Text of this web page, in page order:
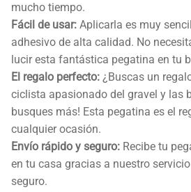
mucho tiempo.
Fácil de usar: Aplicarla es muy
adhesivo de alta calidad. No
lucir esta fantástica pegatina en tu
El regalo perfecto: ¿Buscas un
ciclista apasionado del gravel y las
busques más! Esta pegatina es el
cualquier ocasión.
Envío rápido y seguro: Recibe tu
en tu casa gracias a nuestro
seguro.